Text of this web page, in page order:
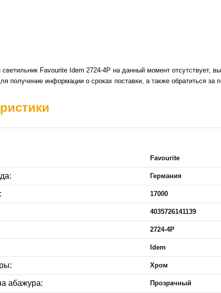
Favourite Idem 2724-4P на данный момент отсутствует,
получение информации о сроках поставки, а также обратиться за
Favourite
Германия
17000
4035726141139
2724-4P
Idem
Хром
абажура: Прозрачный